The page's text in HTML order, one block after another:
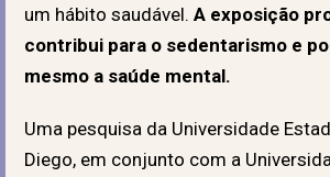
um hábito saudável. A exposição
contribui para o sedentarismo e
mesmo a saúde mental.
Uma pesquisa da Universidade
Diego, em conjunto com a